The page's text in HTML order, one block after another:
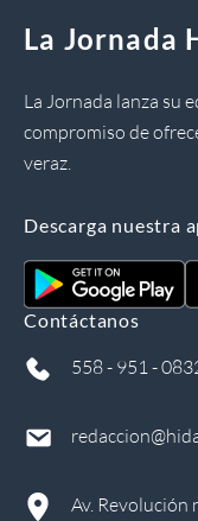
La Jornada
La Jornada lanza su
compromiso de
veraz.
Descarga nuestra
Contáctanos
558 - 951 -
Av. Revolución